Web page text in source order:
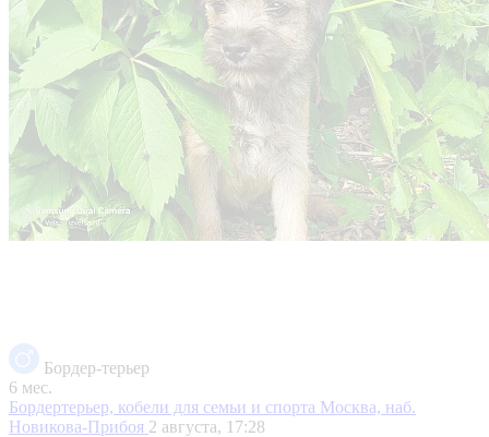
Бордер-терьер
6 мес.
Бордертерьер, кобели для семьи и спорта Москва, наб.
Новикова-Прибоя 2 августа, 17:28